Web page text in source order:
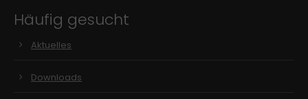
Häufig gesucht
Aktuelles
Downloads